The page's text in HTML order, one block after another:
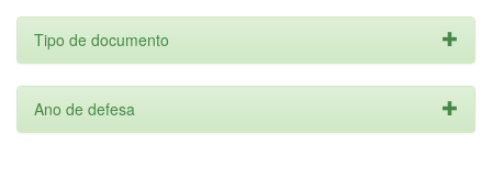
Tipo de documento
Ano de defesa